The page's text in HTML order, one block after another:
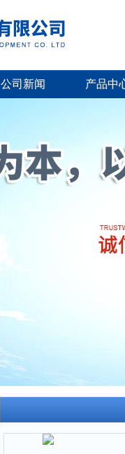
公司新闻 产品中